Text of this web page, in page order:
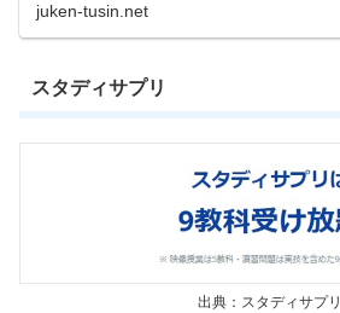
juken-tusin.net
スタディサプリ
出典：スタディサプリ